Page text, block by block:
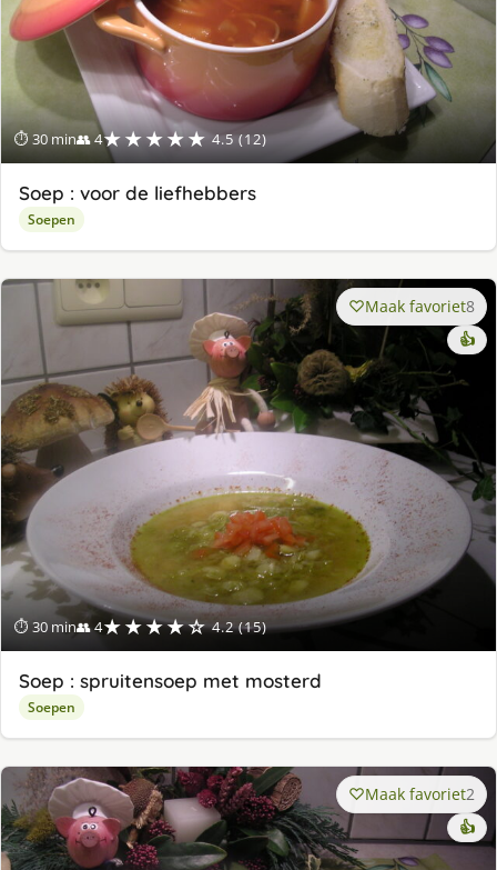
⏱ 30 min👥 4★★★★★ 4.5 (12)
Soep : voor de liefhebbers
Soepen
⏱ 30 min👥 4★★★★☆ 4.2 (15)
Maak favoriet8
👍
Soep : spruitensoep met mosterd
Soepen
Maak favoriet2
👍